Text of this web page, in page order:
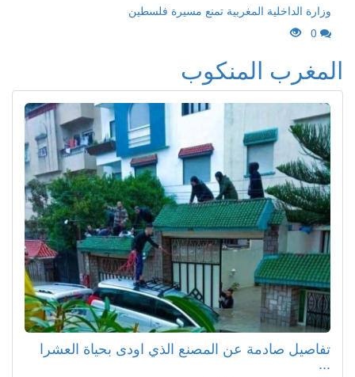
وزارة الداخلية المغربية تمنع مسيرة فلسطين
0
المغرب المنكوب
تفاصيل صادمة عن المصنع الذي اودى بحياة العشرا